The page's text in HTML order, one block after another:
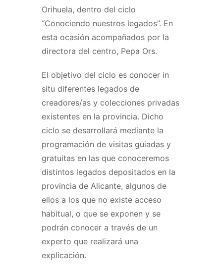
Orihuela, dentro del ciclo
“Conociendo nuestros legados”. En
esta ocasión acompañados por la
directora del centro, Pepa Ors.
El objetivo del ciclo es conocer in
situ diferentes legados de
creadores/as y colecciones privadas
existentes en la provincia. Dicho
ciclo se desarrollará mediante la
programación de visitas guiadas y
gratuitas en las que conoceremos
distintos legados depositados en la
provincia de Alicante, algunos de
ellos a los que no existe acceso
habitual, o que se exponen y se
podrán conocer a través de un
experto que realizará una
explicación.